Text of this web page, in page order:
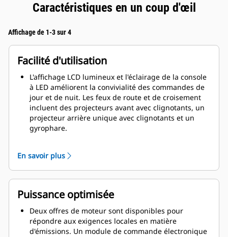
Caractéristiques en un coup d'œil
Affichage de 1-3 sur 4
Facilité d'utilisation
L'affichage LCD lumineux et l'éclairage de la console
à LED améliorent la convivialité des commandes de
jour et de nuit. Les feux de route et de croisement
incluent des projecteurs avant avec clignotants, un
projecteur arrière unique avec clignotants et un
gyrophare.
l'abaissement sans l'aide d'outils. Un cadre ROPS fixe
est également disponible. Le toit repliable est
compatible avec un cadre ROPS fixe ou pliable.
Plusieurs langues sont disponibles pour convenir à
la diversité de l'équipe. Options d'écran d'affichage
pour les éléments suivants : régime moteur, niveau
de carburant, compteur d'entretien, température du
liquide de refroidissement, température de l'huile
En savoir plus
Puissance optimisée
Deux offres de moteur sont disponibles pour
répondre aux exigences locales en matière
d'émissions. Un module de commande électronique